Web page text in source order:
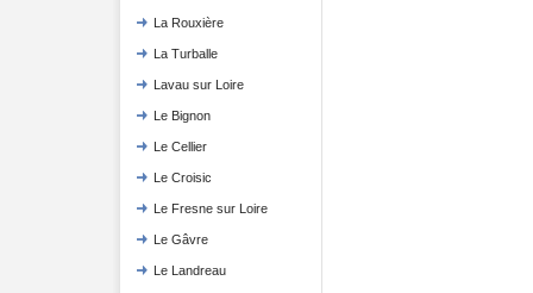
La Rouxière
La Turballe
Lavau sur Loire
Le Bignon
Le Cellier
Le Croisic
Le Fresne sur Loire
Le Gâvre
Le Landreau